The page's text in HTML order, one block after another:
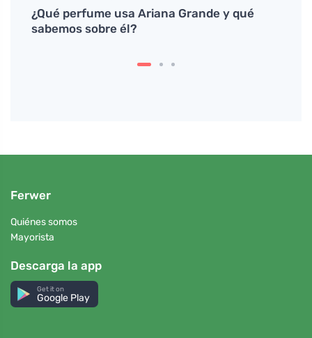
¿Qué perfume usa Ariana Grande y qué
sabemos sobre él?
Ferwer
Quiénes somos
Mayorista
Descarga la app
Get it on
Google Play